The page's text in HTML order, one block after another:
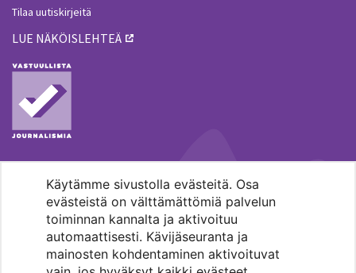
Käytämme sivustolla evästeitä. Osa
evästeistä on välttämättömiä palvelun
toiminnan kannalta ja aktivoituu
automaattisesti. Kävijäseuranta ja
mainosten kohdentaminen aktivoituvat
Tilaa uutiskirjeitä
LUE NÄKÖISLEHTEÄ
MENOHAKU